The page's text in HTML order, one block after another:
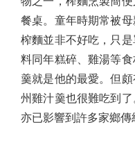
餐桌。童年時期常被
榨麵並非不好吃，只
料同年糕碎、雞湯等
羹就是他的最愛。但
州雞汁羹也很難吃到
亦已影響到許多家鄉傳